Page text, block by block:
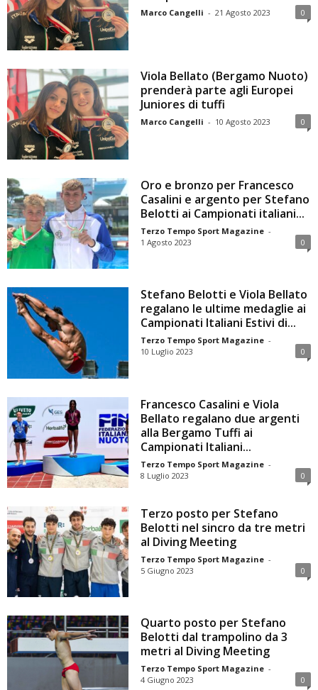
Marco Cangelli - 21 Agosto 2023 0
Viola Bellato (Bergamo Nuoto)
prenderà parte agli Europei
Juniores di tuffi
Marco Cangelli - 10 Agosto 2023 0
Oro e bronzo per Francesco
Casalini e argento per Stefano
Belotti ai Campionati italiani...
Terzo Tempo Sport Magazine -
1 Agosto 2023
0
Stefano Belotti e Viola Bellato
regalano le ultime medaglie ai
Campionati Italiani Estivi di...
Terzo Tempo Sport Magazine -
10 Luglio 2023
0
Francesco Casalini e Viola
Bellato regalano due argenti
alla Bergamo Tuffi ai
Campionati Italiani...
Terzo Tempo Sport Magazine -
8 Luglio 2023
0
Terzo posto per Stefano
Belotti nel sincro da tre metri
al Diving Meeting
Terzo Tempo Sport Magazine -
5 Giugno 2023
0
Quarto posto per Stefano
Belotti dal trampolino da 3
metri al Diving Meeting
Terzo Tempo Sport Magazine -
4 Giugno 2023
0